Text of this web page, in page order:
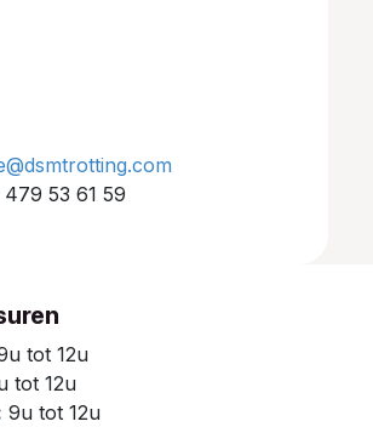
479 53 61 59
tot 12u
tot 12u
9u tot 12u